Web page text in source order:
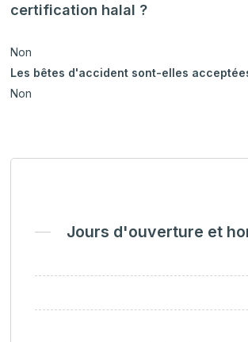
certification halal ?
Non
Les bêtes d'accident sont-elles
Non
Jours d'ouverture et